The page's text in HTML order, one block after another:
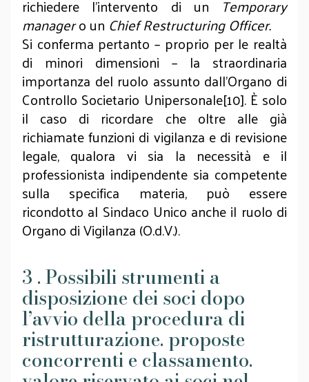
richiedere l’intervento di un Temporary
managero un Chief Restructuring Officer.
Si conferma pertanto – proprio per le realtà
di minori dimensioni – la straordinaria
importanza del ruolo assunto dall’Organo di
Controllo Societario Unipersonale[10]. È solo
il caso di ricordare che oltre alle già
richiamate funzioni di vigilanza e di revisione
legale, qualora vi sia la necessità e il
professionista indipendente sia competente
sulla specifica materia, può essere
ricondotto al Sindaco Unico anche il ruolo di
Organo di Vigilanza (O.d.V.).
3 . Possibili strumenti a
disposizione dei soci dopo
l’avvio della procedura di
ristrutturazione. proposte
concorrenti e classamento.